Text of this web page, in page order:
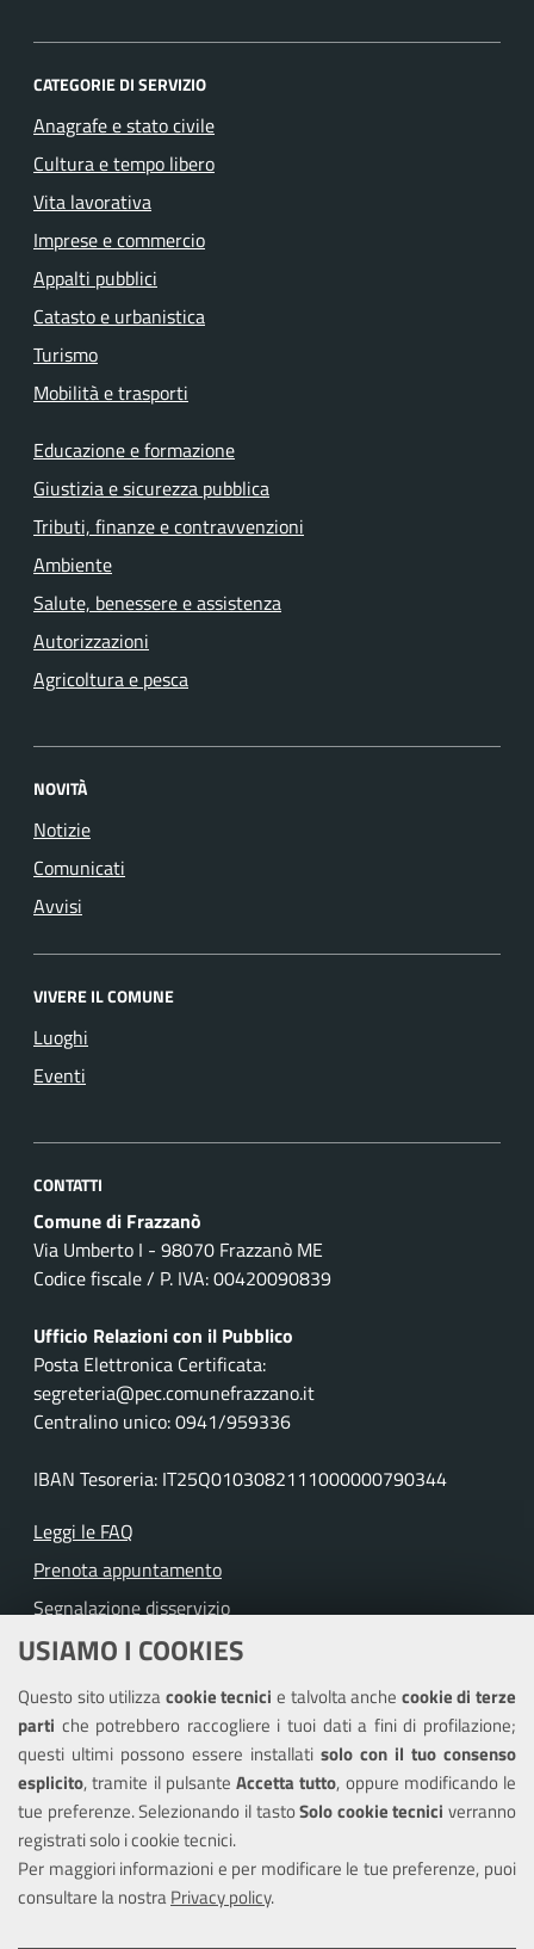
USIAMO I COOKIES
Questo sito utilizzacookie tecnicie talvolta anche cookie di terze
parti che potrebbero raccogliere i tuoi dati a fini di profilazione;
questi ultimi possono essere installati solo con il tuo consenso
esplicito, tramite il pulsante Accetta tutto, oppure modificando le
tue preferenze. Selezionando il tastoSolo cookie tecnici verranno
registrati solo i cookie tecnici.
Per maggiori informazioni e per modificare le tue preferenze, puoi
consultare la nostraPrivacy policy.
CATEGORIE DI SERVIZIO
Anagrafe e stato civile
Cultura e tempo libero
Vita lavorativa
Imprese e commercio
Appalti pubblici
Catasto e urbanistica
Turismo
Mobilità e trasporti
Educazione e formazione
Giustizia e sicurezza pubblica
Tributi, finanze e contravvenzioni
Ambiente
Salute, benessere e assistenza
Autorizzazioni
Agricoltura e pesca
NOVITÀ
Notizie
Comunicati
Avvisi
VIVERE IL COMUNE
Luoghi
Eventi
CONTATTI
Comune di Frazzanò
Via Umberto I - 98070 Frazzanò ME
Codice fiscale / P. IVA: 00420090839
Ufficio Relazioni con il Pubblico
Posta Elettronica Certificata:
segreteria@pec.comunefrazzano.it
Centralino unico: 0941/959336
IBAN Tesoreria: IT25Q0103082111000000790344
Leggi le FAQ
Prenota appuntamento
Segnalazione disservizio
Richiesta assistenza
Amministrazione trasparente
Informativa privacy
Note legali
Piano di miglioramento dei servizi
Dichiarazione di accessibilità